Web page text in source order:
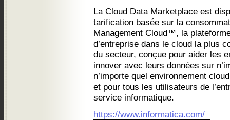
La Cloud Data Marketplace est
tarification basée sur la
Management Cloud™, la
d’entreprise dans le cloud la plus
du secteur, conçue pour aider les
innover avec leurs données sur
n’importe quel environnement
et pour tous les utilisateurs de
service informatique.
https://www.informatica.com/